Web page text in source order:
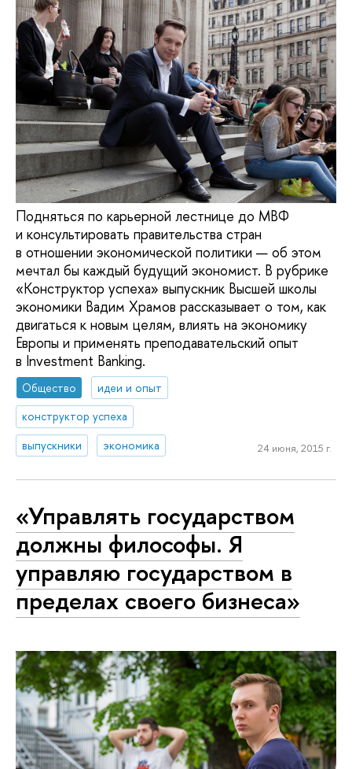
Подняться по карьерной лестнице до МВФ
и консультировать правительства стран
в отношении экономической политики — об этом
мечтал бы каждый будущий экономист. В рубрике
«Конструктор успеха» выпускник Высшей школы
экономики Вадим Храмов рассказывает о том, как
двигаться к новым целям, влиять на экономику
Европы и применять преподавательский опыт
в Investment Banking.
Общество
идеи и опыт
конструктор успеха
выпускники
экономика 24 июня, 2015 г.
«Управлять государством
должны философы. Я
управляю государством в
пределах своего бизнеса»